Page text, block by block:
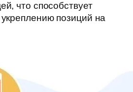
что способствует
позиций на